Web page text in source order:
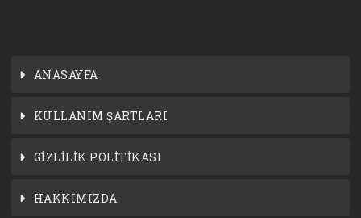
ANASAYFA
KULLANIM ŞARTLARI
GİZLİLİK POLİTİKASI
HAKKIMIZDA